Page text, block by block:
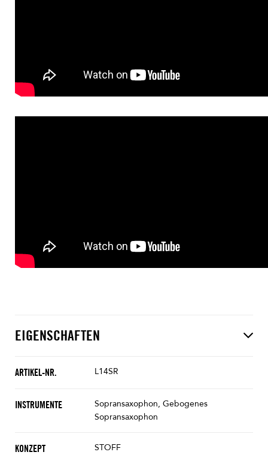
EIGENSCHAFTEN
ARTIKEL-NR. L14SR
INSTRUMENTE
Sopransaxophon, Gebogenes
Sopransaxophon
KONZEPT STOFF